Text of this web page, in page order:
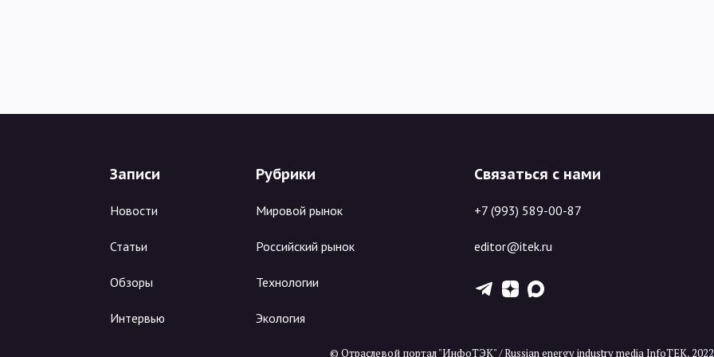
Записи
Новости
Статьи
Обзоры
Интервью
Рубрики
Мировой рынок
Российский рынок
Технологии
Экология
Связаться с нами
+7 (993) 589-00-87
editor@itek.ru
T Z X
© Отраслевой портал "ИнфоТЭК" / Russian energy industry media InfoTEK,